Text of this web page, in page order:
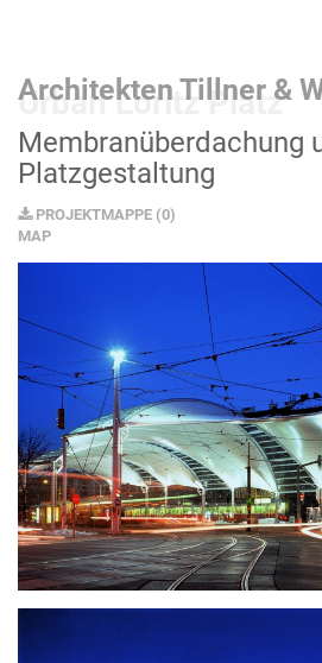
Architekten Tillner &
Urban Loritz Platz
Membranüberdachung
Platzgestaltung
PROJEKTMAPPE (0)
MAP